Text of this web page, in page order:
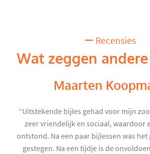
Recensies
Wat zeggen
Maarten
“Uitstekende bijles gehad voor mijn
zeer vriendelijk en sociaal, waardoor
ontstond. Na een paar bijlessen was
gestegen. Na een tijdje is de